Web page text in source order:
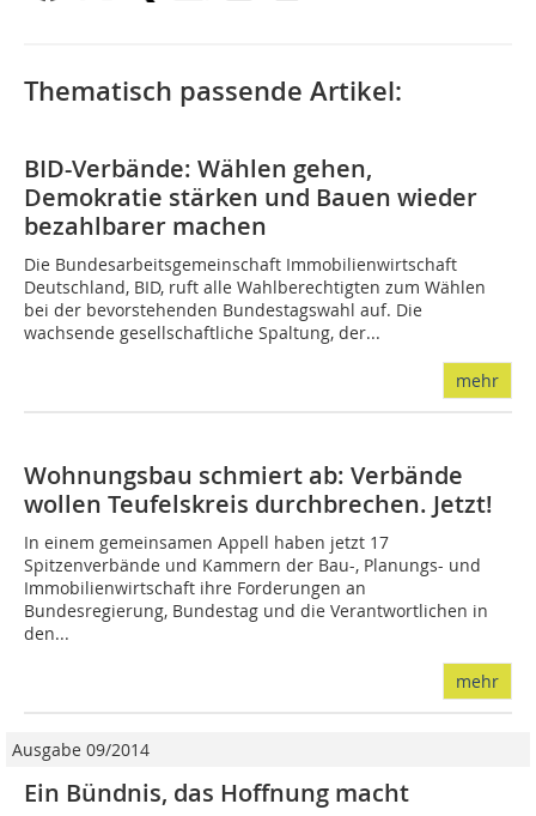
Thematisch passende Artikel:
BID-Verbände: Wählen gehen,
Demokratie stärken und Bauen wieder
bezahlbarer machen
Die Bundesarbeitsgemeinschaft Immobilienwirtschaft
Deutschland, BID, ruft alle Wahlberechtigten zum Wählen
bei der bevorstehenden Bundestagswahl auf. Die
wachsende gesellschaftliche Spaltung, der...
mehr
Wohnungsbau schmiert ab: Verbände
wollen Teufelskreis durchbrechen. Jetzt!
In einem gemeinsamen Appell haben jetzt 17
Spitzenverbände und Kammern der Bau-, Planungs- und
Immobilienwirtschaft ihre Forderungen an
Bundesregierung, Bundestag und die Verantwortlichen in
den...
mehr
Ausgabe 09/2014
Ein Bündnis, das Hoffnung macht